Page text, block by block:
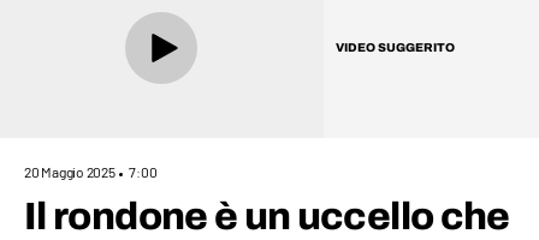
VIDEO SUGGERITO
20 Maggio 2025 7:00
Il rondone è un uccello che